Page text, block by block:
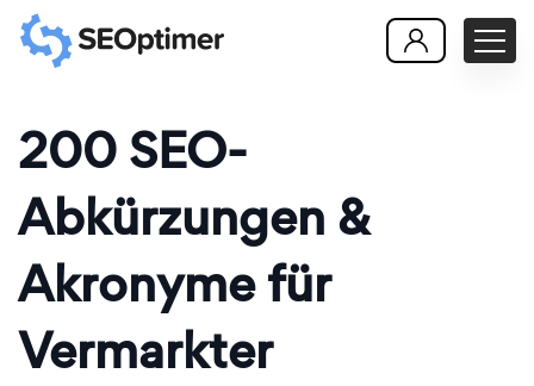
200 SEO-
Abkürzungen &
Akronyme für
Vermarkter